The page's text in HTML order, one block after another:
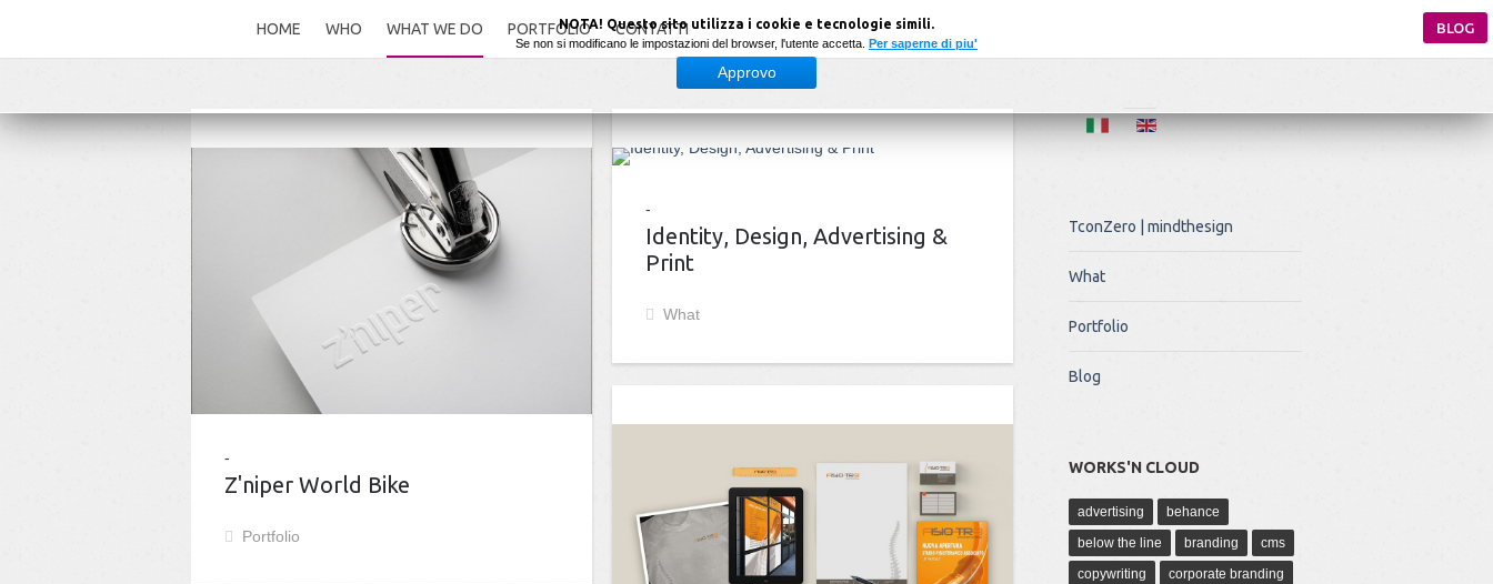
HOME WHO WHAT WE DO PORTFOLIO CONTATTI BLOG
Z'niper World Bike
Portfolio
Identity, Design, Advertising &
Print
What
TconZero | mindthesign
What
Portfolio
Blog
WORKS'N CLOUD
advertising
behance
below the line
branding
cms
copywriting
corporate branding
NOTA! Questo sito utilizza i cookie e tecnologie simili.
Se non si modificano le impostazioni del browser, l'utente accetta. Per saperne di piu'
Approvo